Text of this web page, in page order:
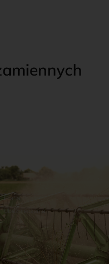
Praca
Ubezpieczenia